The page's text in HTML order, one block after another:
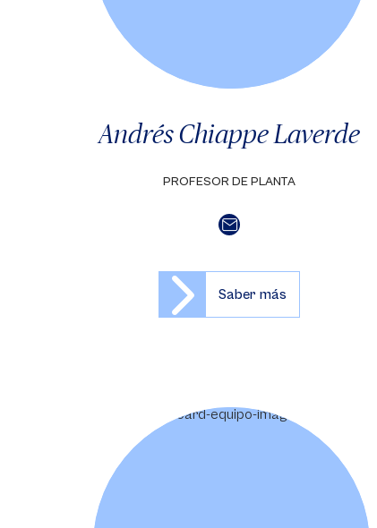
Andrés Chiappe Laverde
PROFESOR DE PLANTA
Saber más